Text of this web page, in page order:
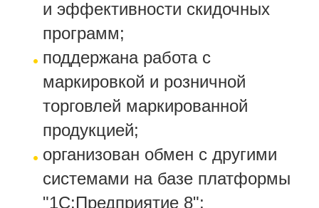
и эффективности скидочных
программ;
поддержана работа с
маркировкой и розничной
торговлей маркированной
продукцией;
организован обмен с другими
системами на базе платформы
"1С:Предприятие 8";